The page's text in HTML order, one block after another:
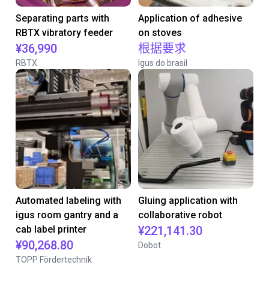
Separating parts with
RBTX vibratory feeder
¥36,990
RBTX
Application of adhesive
on stoves
根据要求
Igus do brasil
Automated labeling with
igus room gantry and a
cab label printer
¥90,268.80
TOPP Fördertechnik
Gluing application with
collaborative robot
¥221,141.30
Dobot